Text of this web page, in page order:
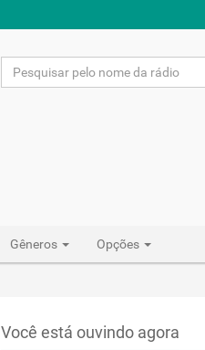
Gêneros Opções
Você está ouvindo agora